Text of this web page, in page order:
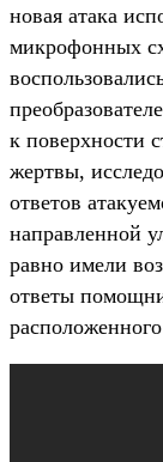
новая атака
микрофонных
к поверхности
жертвы,
ответов
направленной
равно имели
ответы